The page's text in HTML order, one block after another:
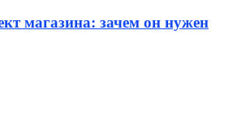
магазина: зачем он нужен